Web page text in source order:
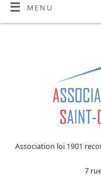
MENU
Association loi 1901
7